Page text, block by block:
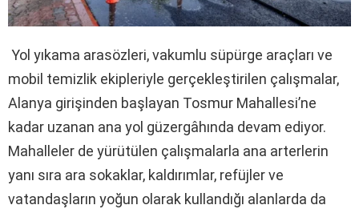
Yol yıkama arasözleri, vakumlu süpürge araçları ve
mobil temizlik ekipleriyle gerçekleştirilen çalışmalar,
Alanya girişinden başlayan Tosmur Mahallesi’ne
kadar uzanan ana yol güzergâhında devam ediyor.
Mahalleler de yürütülen çalışmalarla ana arterlerin
yanı sıra ara sokaklar, kaldırımlar, refüjler ve
vatandaşların yoğun olarak kullandığı alanlarda da